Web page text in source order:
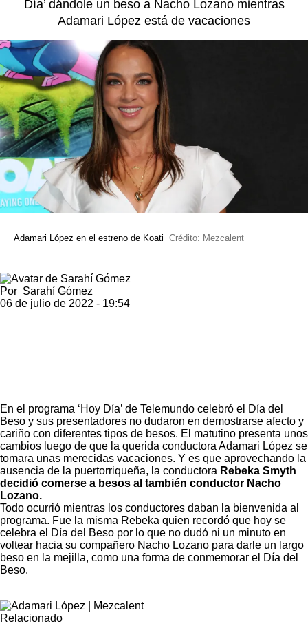
Día’ dándole un beso a Nacho Lozano mientras
Adamari López está de vacaciones
Adamari López en el estreno de Koati Crédito: Mezcalent
Por Sarahí Gómez
06 de julio de 2022 - 19:54
En el programa ‘Hoy Día’ de Telemundo celebró el Día del
Beso y sus presentadores no dudaron en demostrarse afecto y
cariño con diferentes tipos de besos. El matutino presenta unos
cambios luego de que la querida conductora Adamari López se
tomara unas merecidas vacaciones. Y es que aprovechando la
ausencia de la puertorriqueña, la conductora Rebeka Smyth
decidió comerse a besos al también conductor Nacho
Lozano.
Todo ocurrió mientras los conductores daban la bienvenida al
programa. Fue la misma Rebeka quien recordó que hoy se
celebra el Día del Beso por lo que no dudó ni un minuto en
voltear hacia su compañero Nacho Lozano para darle un largo
beso en la mejilla, como una forma de conmemorar el Día del
Beso.
Relacionado